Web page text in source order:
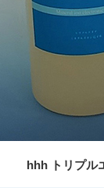
hhh トリプル